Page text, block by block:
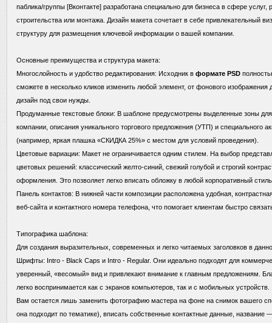
паблика/группы [Вконтакте] разработана специально для бизнеса в сфере услуг,
строительства или монтажа. Дизайн макета сочетает в себе привлекательный
структуру для размещения ключевой информации о вашей компании.
Основные преимущества и структура макета:
Многослойность и удобство редактирования: Исходник в формате PSD
сможете в несколько кликов изменить любой элемент, от фонового изображения
дизайн под свои нужды.
Продуманные текстовые блоки: В шаблоне предусмотрены выделенные зоны для
компании, описания уникального торгового предложения (УТП) и специального
(например, яркая плашка «СКИДКА 25%» с местом для условий проведения).
Цветовые вариации: Макет не ограничивается одним стилем. На выбор
цветовых решений: классический желто-синий, свежий голубой и строгий
оформления. Это позволяет легко вписать обложку в любой корпоративный
Панель контактов: В нижней части композиции расположена удобная,
веб-сайта и контактного номера телефона, что помогает клиентам быстро
Типографика шаблона:
Для создания выразительных, современных и легко читаемых заголовков в
Шрифты: Intro - Black Caps и Intro - Regular. Они идеально подходят для
уверенный, «весомый» вид и привлекают внимание к главным предложениям.
легко воспринимается как с экранов компьютеров, так и с мобильных устройств.
Вам остается лишь заменить фотографию мастера на фоне на снимок вашего
она подходит по тематике), вписать собственные контактные данные,